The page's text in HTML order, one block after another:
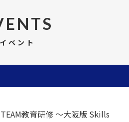
イベント
教育研修 ～大阪版 Skills